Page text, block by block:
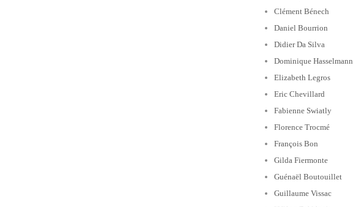
Clément Bénech
Daniel Bourrion
Didier Da Silva
Dominique Hasselmann
Elizabeth Legros
Eric Chevillard
Fabienne Swiatly
Florence Trocmé
François Bon
Gilda Fiermonte
Guénaël Boutouillet
Guillaume Vissac